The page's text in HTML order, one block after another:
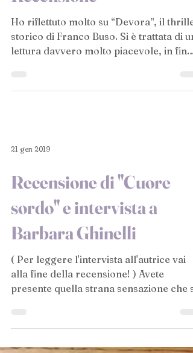
"Devora", di Franco Buso -
Recensione
lettura davvero molto piacevole, in fin
21 gen 2019
Recensione di "Cuore
sordo" e intervista a
Barbara Ghinelli
presente quella strana sensazione che si
prova quando...